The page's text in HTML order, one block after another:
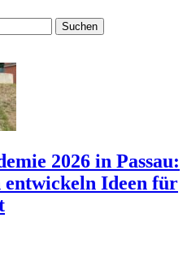
2026 in Passau:
entwickeln Ideen für